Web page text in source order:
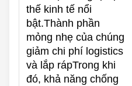
thế kinh tế nổi
bật.Thành phần
mỏng nhẹ của chúng
giảm chi phí logistics
và lắp rápTrong khi
đó, khả năng chống